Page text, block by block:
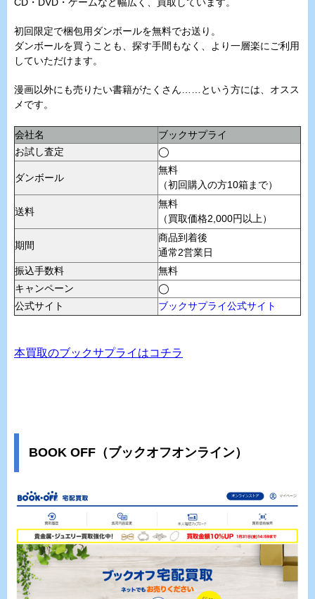
初回限定で梱包用ダンボールを無料でお送り。
ダンボールを買うことも、探す手間もなく、より一層楽にご利用
していただけます。
漫画以外にも売りたい書籍がたくさん……という方には、オスス
メです。
会社名
ブックサプライ
お試し査定
◯
ダンボール
無料
（初回購入の方10箱まで）
送料
無料
（買取価格2,000円以上）
期間
商品到着後
通常2営業日
振込手数料
無料
キャンペーン
◯
公式サイト
ブックサプライ公式サイト
本買取のブックサプライはコチラ
BOOK OFF（ブックオフオンライン）